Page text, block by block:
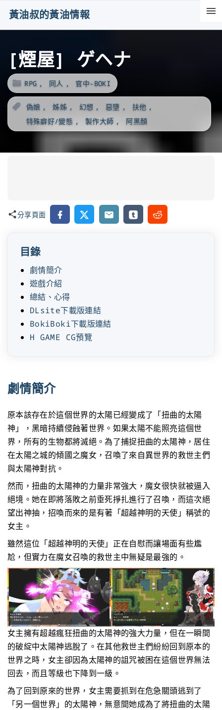
黃油叔的黃油情報
[煙屋] ゲヘナ
RPG 同人 官中-BOKI
偽娘 姊姊 幻想 惡墮
扶他
特殊癖好/變態
製作大師 阿黑顏
分享頁面 Facebook
X Email TumblrReddit
目錄
劇情簡介
遊戲介紹
總結、心得
DLsite下載版連結
BokiBoki下載版連結
H GAME CG預覽
劇情簡介
原本該存在於這個世界的太陽已經變成了「扭曲的太陽
神」，黑暗持續侵蝕著世界。如果太陽不能照亮這個世
界，所有的生物都將滅絕。為了捕捉扭曲的太陽神，居住
在太陽之城的傾國之魔女，召喚了來自異世界的救世主們
與太陽神對抗。
然而，扭曲的太陽神的力量非常強大，魔女很快就被逼入
絕境。她在即將落敗之前垂死掙扎進行了召喚，而這次絕
望出神抽，招喚而來的是有著「超越神明的天使」稱號的
女主。
雖然這位「超越神明的天使」正在自慰而讓場面有些尷
尬，但實力在魔女召喚的救世主中無疑是最強的。
女主擁有超越瘋狂扭曲的太陽神的強大力量，但在一瞬間
的破綻中太陽神逃脫了。在其他救世主們紛紛回到原本的
世界之時，女主卻因為太陽神的詛咒被困在這個世界無法
回去，而且等級也下降到一級。
為了回到原來的世界，女主需要抓到在危急關頭逃到了
「另一個世界」的太陽神，無意間她成為了將扭曲的太陽